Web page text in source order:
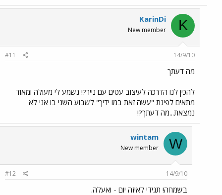
K
KarinDi
New member
14/9/10
#11
מה דעתך
להכין לנו הדרכה לעיצוב עטים עם נייר?! נשמע לי מעולה ומאוד
מתאים לפינת "עשה זאת במו ידיך" לשבוע השני בו אני לא
נמצאת...מה דעתך?!
W
wintam
New member
14/9/10
#12
בשמחה! תגידי לאיזה יום - ואעלה.